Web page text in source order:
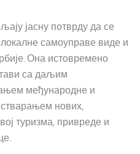
јасну потврду да се
самоуправе виде и
Она истовремено
са даљим
међународне и
нових,
туризма, привреде и